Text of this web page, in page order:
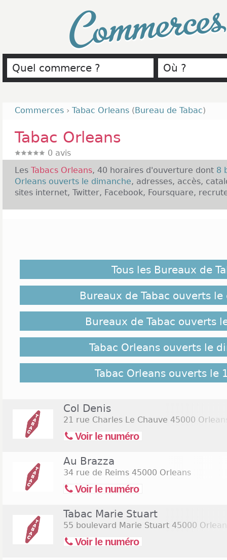
Commerces › Tabac Orleans (Bureau de Tabac)
Tabac Orleans
0 avis
Les Tabacs Orleans, 40 horaires d'ouverture dont 8
Orleans ouverts le dimanche, adresses, accès,
sites internet, Twitter, Facebook, Foursquare,
entrant dans ces bureaux de tabac. Venez
pour juger par vous-même ! Sur les conseils
fonction de votre budget, vous venez dans ces
palais avec des cigares ou des feuilles à
Orléans proposent également un service
bancaire.
Implantation des Tabacs Orleans :
Les quartiers de La Source et de la
chaleureuses et intimistes à tous les fumeurs
plaisant que de se retrouver devant un panel de
trouver un buraliste où l'on peut se procurer
raisonnable est très aisé.
Jours et Horaires d'ouverture Tabac Orleans :
À Orléans, ce n'est pas le tabac ouvert le
de quelques lieux sympas pour réaliser votre
rendre dans quelques quartiers vibrés de la ville
vous êtes un initié du domaine, faites-vous aider
adaptés à la disponibilité de tous, ces tabacs
seront une aubaine pour vous. Consultez la liste
page pour trouver les
bureaux de tabac ouverts
ouverts le samedi 15 août 2026
Tous les Bureaux de
Bureaux de Tabac ouverts
Bureaux de Tabac ouverts
Tabac Orleans ouverts le
Tabac Orleans ouverts le
Col Denis
21 rue Charles Le Chauve 45000
Voir le numéro
Au Brazza
34 rue de Reims 45000 Orleans
Voir le numéro
Tabac Marie Stuart
55 boulevard Marie Stuart 45000
Voir le numéro